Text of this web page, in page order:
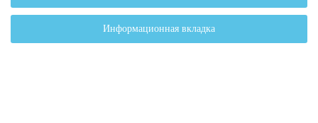
Информационная вкладка